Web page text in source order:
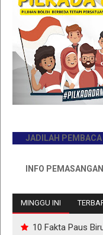
JADILAH PEMBACA
INFO PEMASANGAN
MINGGU INI
10 Fakta Paus